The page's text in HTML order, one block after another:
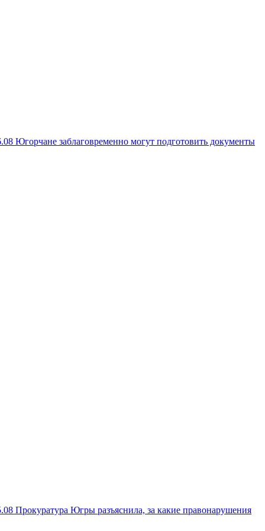
Югорчане заблаговременно могут подготовить документы
Прокуратура Югры разъяснила, за какие правонарушения